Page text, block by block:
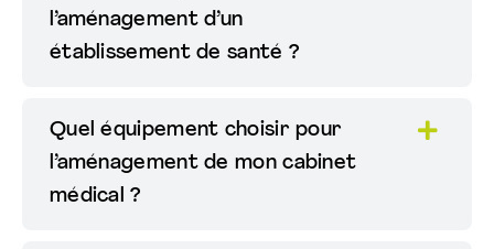
l’aménagement d’un
établissement de santé ?
Quel équipement choisir pour
l’aménagement de mon cabinet
médical ?